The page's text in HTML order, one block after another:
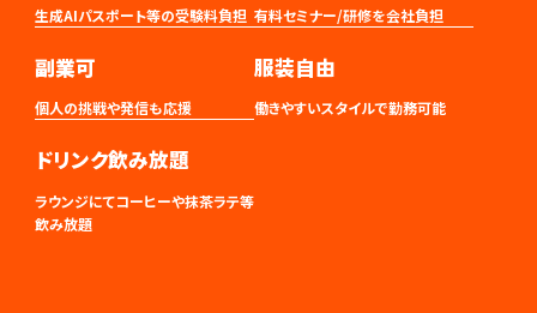
生成AIパスポート等の受験料負担 有料セミナー/研修を会社負担
副業可
個人の挑戦や発信も応援
服装自由
働きやすいスタイルで勤務可能
ドリンク飲み放題
ラウンジにてコーヒーや抹茶ラテ等
飲み放題